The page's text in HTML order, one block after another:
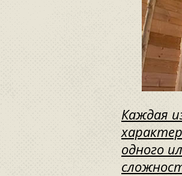
Каждая
одного